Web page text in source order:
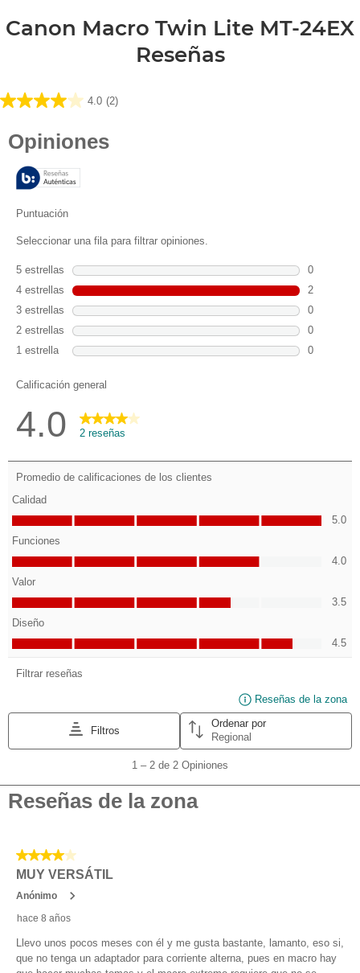
Canon Macro Twin Lite MT-24EX
Reseñas
4.0 (2)
4.0
estrellas.
reseñas